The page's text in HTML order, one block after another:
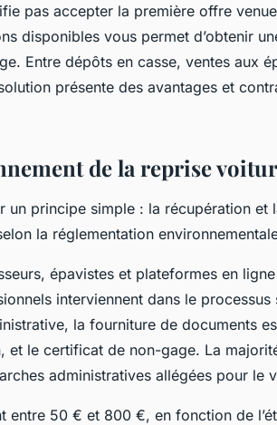
pas accepter la première offre
disponibles vous permet d’obtenir
Entre dépôts en casse, ventes aux
présente des avantages et
de la reprise
un principe simple : la récupération et
la réglementation
épavistes et plateformes en
interviennent dans le processus
la fourniture de documents
et le certificat de non-gage. La
administratives allégées pour le
entre 50 € et 800 €, en fonction de